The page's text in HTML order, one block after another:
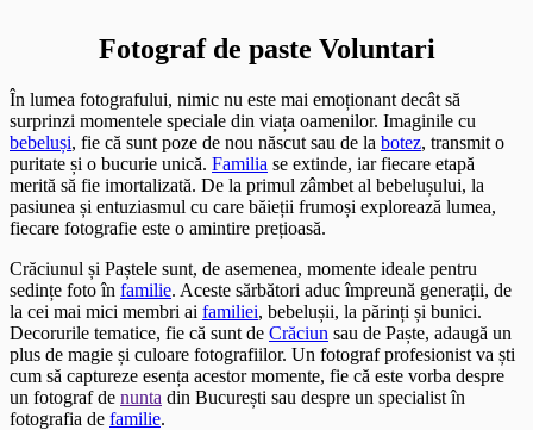
Fotograf de paste Voluntari
În lumea fotografului, nimic nu este mai emoționant decât să
surprinzi momentele speciale din viața oamenilor. Imaginile cu
bebeluși, fie că sunt poze de nou născut sau de la botez, transmit o
puritate și o bucurie unică. Familia se extinde, iar fiecare etapă
merită să fie imortalizată. De la primul zâmbet al bebelușului, la
pasiunea și entuziasmul cu care băieții frumoși explorează lumea,
fiecare fotografie este o amintire prețioasă.
Crăciunul și Paștele sunt, de asemenea, momente ideale pentru
sedințe foto în familie. Aceste sărbători aduc împreună generații, de
la cei mai mici membri ai familiei, bebelușii, la părinți și bunici.
Decorurile tematice, fie că sunt de Crăciun sau de Paște, adaugă un
plus de magie și culoare fotografiilor. Un fotograf profesionist va ști
cum să captureze esența acestor momente, fie că este vorba despre
un fotograf de nunta din București sau despre un specialist în
fotografia de familie.